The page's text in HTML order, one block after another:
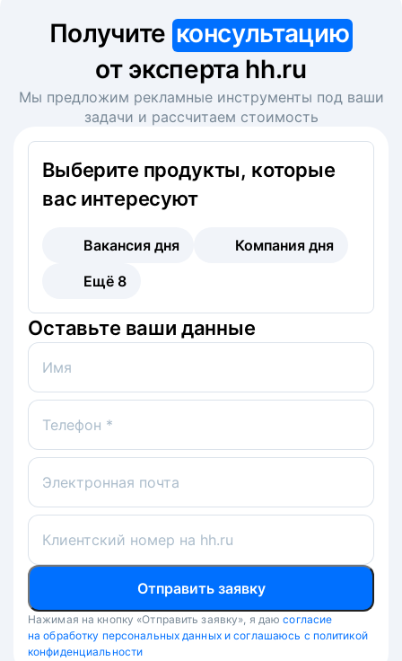
Получите консультацию
от эксперта hh.ru
Мы предложим рекламные инструменты под ваши
задачи и рассчитаем стоимость
Выберите продукты, которые
вас интересуют
Вакансия дня
Компания дня
Ещё 8
Оставьте ваши данные
Имя
Телефон *
Электронная почта
Клиентский номер на hh.ru
Отправить заявку
Нажимая на кнопку «Отправить заявку», я даю согласие
на обработку персональных данных и соглашаюсь с политикой
конфиденциальности